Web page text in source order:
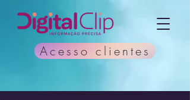
Acesso clientes